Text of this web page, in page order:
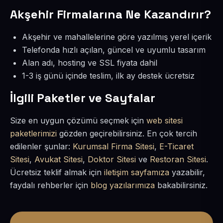
Akşehir Firmalarına Ne Kazandırır?
Akşehir ve mahallelerine göre yazılmış yerel içerik
Telefonda hızlı açılan, güncel ve uyumlu tasarım
Alan adı, hosting ve SSL fiyata dahil
1-3 iş günü içinde teslim, ilk ay destek ücretsiz
İlgili Paketler ve Sayfalar
Size en uygun çözümü seçmek için web sitesi
paketlerimizi gözden geçirebilirsiniz. En çok tercih
edilenler şunlar: Kurumsal Firma Sitesi, E-Ticaret
Sitesi, Avukat Sitesi, Doktor Sitesi ve Restoran Sitesi.
Ücretsiz teklif almak için iletişim sayfamıza yazabilir,
faydalı rehberler için blog yazılarımıza bakabilirsiniz.